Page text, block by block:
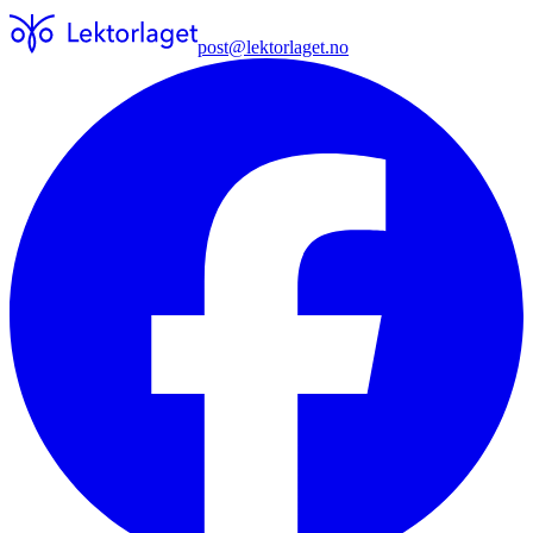
post@lektorlaget.no